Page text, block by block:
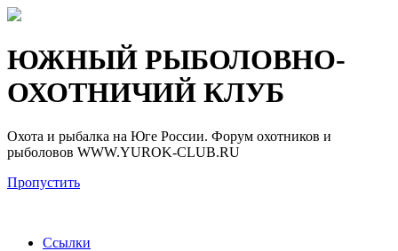
Регистрация
ЮЖНЫЙ РЫБОЛОВНО-
ОХОТНИЧИЙ КЛУБ
Охота и рыбалка на Юге России. Форум охотников и
рыболовов WWW.YUROK-CLUB.RU
Пропустить
Ссылки